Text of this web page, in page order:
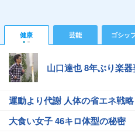
健康 芸能 ゴシッ
山口達也 8年ぶり楽
運動より代謝 人体の省エネ戦略
大食い女子 46キロ体型の秘密